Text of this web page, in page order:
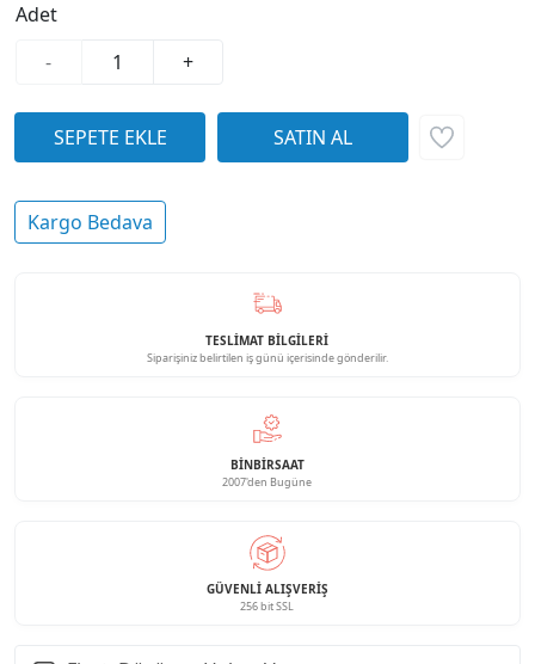
Adet
-
+
Kargo Bedava
TESLİMAT BİLGİLERİ
Siparişiniz belirtilen iş günü içerisinde gönderilir.
BINBIRSAAT
2007'den Bugüne
GÜVENLI ALIŞVERIŞ
256 bit SSL